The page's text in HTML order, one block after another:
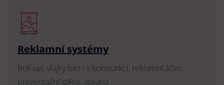
Reklamní systémy
Roll-up, vlajky bez i s konsturkcí, reklamní áčko,
prezentační stěny, stojany.